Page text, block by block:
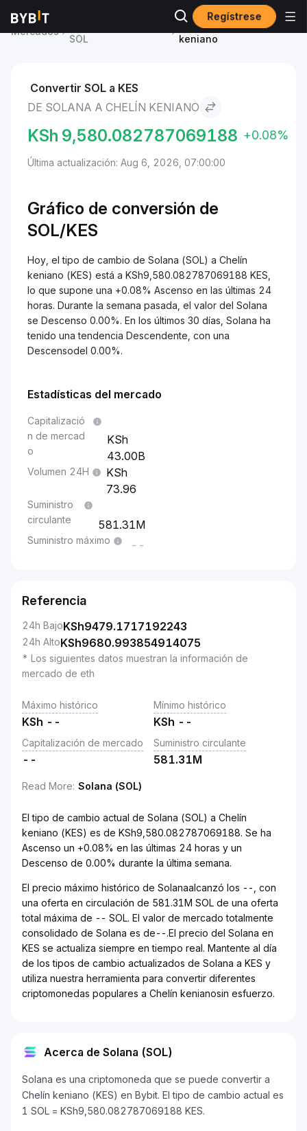
Regístrese
Mercados
SOL
Solana to Chelín
keniano
Convertir SOL a KES
DE SOLANA A CHELÍN KENIANO
KSh 9,580.082787069188 +0.08%
Última actualización: Aug 6, 2026, 07:00:00
Gráfico de conversión de
SOL/KES
Hoy, el tipo de cambio de Solana (SOL) a Chelín
keniano (KES) está a KSh9,580.082787069188 KES,
lo que supone una +0.08% Ascenso en las últimas 24
horas. Durante la semana pasada, el valor del Solana
se Descenso 0.00%. En los últimos 30 días, Solana ha
tenido una tendencia Descendente, con una
Descensodel 0.00%.
Estadísticas del mercado
Capitalizació
n de mercad
o
43.00B
Volumen 24H
73.96
Suministro
circulante
581.31M
Suministro máximo --
Referencia
24h BajoKSh9479.1717192243
24h AltoKSh9680.993854914075
* Los siguientes datos muestran la información de
mercado de eth
Máximo histórico
KSh --
Mínimo histórico
KSh --
Capitalización de mercado
--
Suministro circulante
581.31M
Read More: Solana (SOL)
El tipo de cambio actual de Solana (SOL) a Chelín
keniano (KES) es de KSh9,580.082787069188. Se ha
Ascenso un +0.08% en las últimas 24 horas y un
Descenso de 0.00% durante la última semana.
El precio máximo histórico de Solanaalcanzó los --, con
una oferta en circulación de 581.31M SOL de una oferta
total máxima de -- SOL. El valor de mercado totalmente
consolidado de Solana es de--.El precio del Solana en
KES se actualiza siempre en tiempo real. Mantente al día
de los tipos de cambio actualizados de Solana a KES y
utiliza nuestra herramienta para convertir diferentes
criptomonedas populares a Chelín kenianosin esfuerzo.
Acerca de Solana (SOL)
Solana es una criptomoneda que se puede convertir a
Chelín keniano (KES) en Bybit. El tipo de cambio actual es
1 SOL = KSh9,580.082787069188 KES.